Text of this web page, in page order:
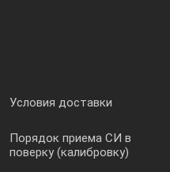
Условия доставки
Порядок приема СИ в
поверку (калибровку)